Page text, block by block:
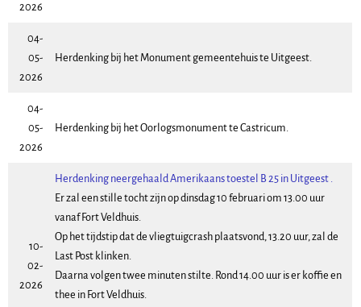
2026
04-
05-
2026
Herdenking bij het Monument gemeentehuis te Uitgeest.
04-
05-
2026
Herdenking bij het Oorlogsmonument te Castricum.
10-
02-
2026
Herdenking neergehaald Amerikaans toestel B 25 in Uitgeest .
Er zal een stille tocht zijn op dinsdag 10 februari om 13.00 uur
vanaf Fort Veldhuis.
Op het tijdstip dat de vliegtuigcrash plaatsvond, 13.20 uur, zal de
Last Post klinken.
Daarna volgen twee minuten stilte. Rond 14.00 uur is er koffie en
thee in Fort Veldhuis.